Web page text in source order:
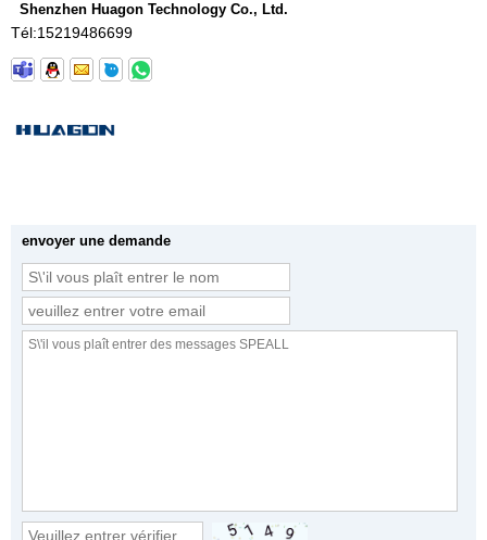
Shenzhen Huagon Technology Co., Ltd.
Tél:15219486699
envoyer une demande